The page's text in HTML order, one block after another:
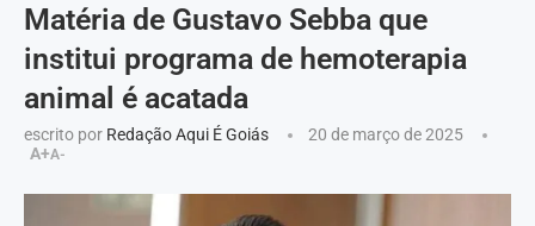
Matéria de Gustavo Sebba que
institui programa de hemoterapia
animal é acatada
escrito por Redação Aqui É Goiás
20 de março de 2025
A+A-